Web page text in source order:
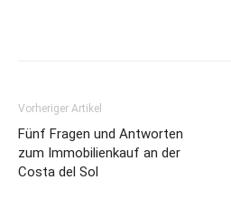
Vorheriger Artikel
Fünf Fragen und Antworten
zum Immobilienkauf an der
Costa del Sol